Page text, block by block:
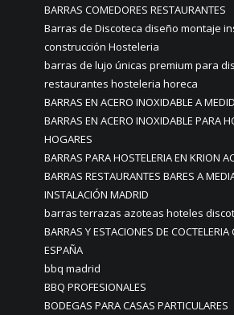
BARRAS COMEDORES RESTAURANTES
Barras de Discoteca diseño montaje
construcción Hosteleria
barras de lujo únicas premium para
restaurantes hosteleria horeca
BARRAS EN ACERO INOXIDABLE A
BARRAS EN ACERO INOXIDABLE PARA
HOGARES
BARRAS PARA HOSTELERIA EN KRION
BARRAS RESTAURANTES BARES A
INSTALACIÓN MADRID
barras terrazas azoteas hoteles
BARRAS Y ESTACIONES DE COCTELERIA
ESPAÑA
bbq madrid
BBQ PROFESIONALES
BODEGAS PARA CASAS PARTICULARES